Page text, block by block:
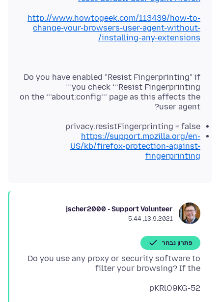
http://www.howtogeek.com/113439/how-to-
change-your-browsers-user-agent-without-
installing-any-extensions/
Do you have enabled "Resist Fingerprinting" if
on the ‘’’about:config’’’ page as this affects the
user agent?
privacy.resistFingerprinting = false
https://support.mozilla.org/en-
US/kb/firefox-protection-against-
fingerprinting
jscher2000 - Support Volunteer
13.9.2021, 5:44
פתרון נבחר
Do you use any proxy or security software to
filter your browsing? If the
pKRlO9KG-52